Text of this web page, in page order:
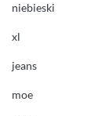
niebieski
xl
jeans
moe